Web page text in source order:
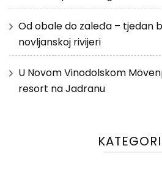
Od obale do zaleđa – tjedan
novljanskoj rivijeri
U Novom Vinodolskom
resort na Jadranu